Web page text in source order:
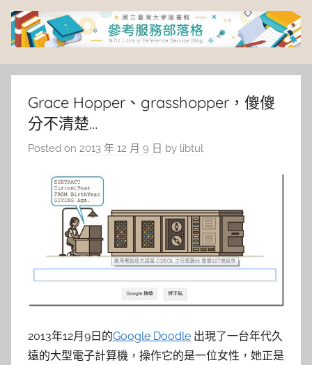
Skip
content
臺
灣
大
館
參
考
Grace Hopper、grasshopper，傻傻
分不清楚…
Posted on 2013 年 12 月 9 日 by libtul
2013年12月9日的Google Doodle 出現了一台年代久
遠的大型電子計算機，操作它的是一位女性，她正是